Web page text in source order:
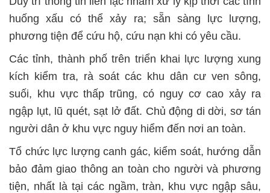
huống xấu có thể xảy ra; sẵn sàng lực lượng,
phương tiện để cứu hộ, cứu nạn khi có yêu cầu.
Các tỉnh, thành phố trên triển khai lực lượng xung
kích kiểm tra, rà soát các khu dân cư ven sông,
suối, khu vực thấp trũng, có nguy cơ cao xảy ra
ngập lụt, lũ quét, sạt lở đất. Chủ động di dời, sơ tán
người dân ở khu vực nguy hiểm đến nơi an toàn.
Tổ chức lực lượng canh gác, kiểm soát, hướng dẫn
bảo đảm giao thông an toàn cho người và phương
tiện, nhất là tại các ngầm, tràn, khu vực ngập sâu,